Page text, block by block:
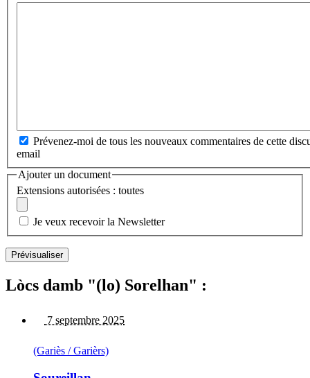
Prévenez-moi de tous les nouveaux commentaires de cette
email
Ajouter un document
Extensions autorisées : toutes
Je veux recevoir la Newsletter
Lòcs damb "(lo) Sorelhan" :
7 septembre 2025
(Gariès / Garièrs)